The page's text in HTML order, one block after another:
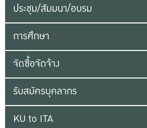
ประชุม/สัมมนา/อบรม
การศึกษา
จัดซื้อจัดจ้าง
รับสมัครบุคลากร
KU to ITA